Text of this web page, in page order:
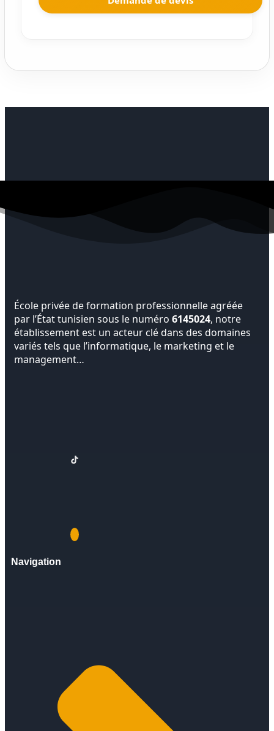
École privée de formation professionnelle agréée
par l’État tunisien sous le numéro 6145024, notre
établissement est un acteur clé dans des domaines
variés tels que l’informatique, le marketing et le
management…
Navigation